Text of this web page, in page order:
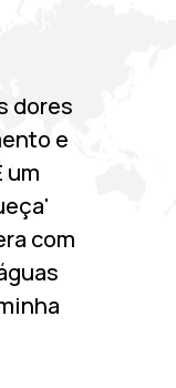
dores
e
um
com